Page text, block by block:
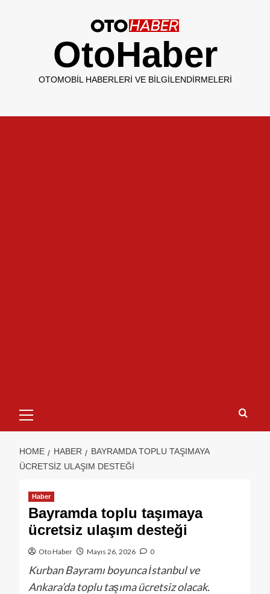
OtoHaber
OTOMOBIL HABERLERI VE BILGILENDIRMELERI
HOME HABER
BAYRAMDA TOPLU TAŞIMAYA
ÜCRETSIZ ULAŞIM DESTEĞI
Haber
Bayramda toplu taşımaya
ücretsiz ulaşım desteği
Oto Haber Mayıs 26, 2026 0
Kurban Bayramı boyunca İstanbul ve
Ankara’da toplu taşıma ücretsiz olacak.